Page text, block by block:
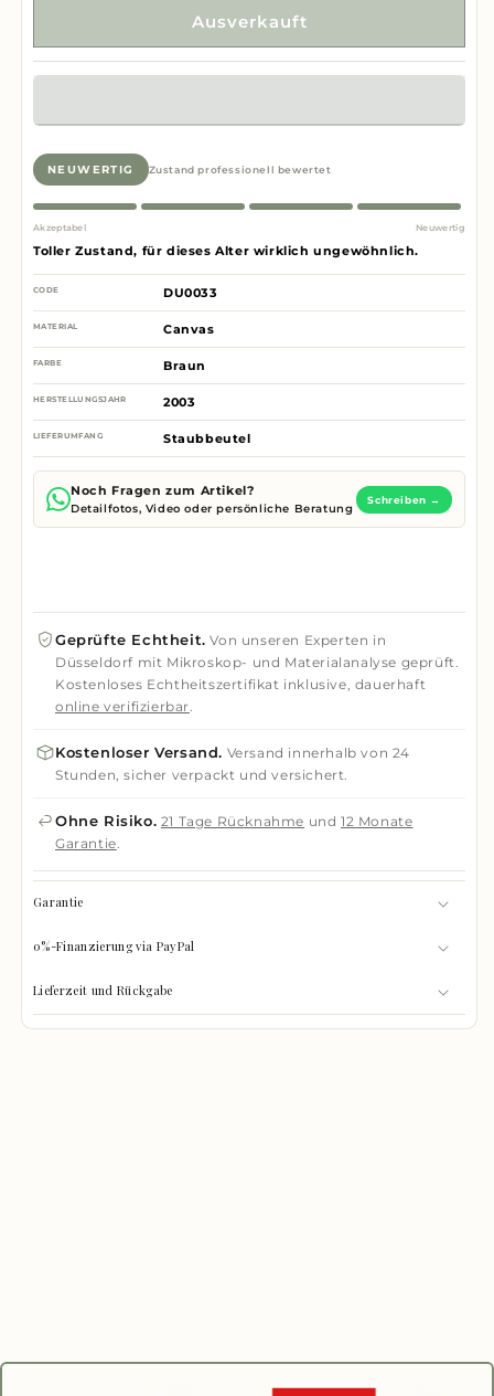
Ausverkauft
NEUWERTIG Zustand professionell bewertet
Akzeptabel Neuwertig
Toller Zustand, für dieses Alter wirklich ungewöhnlich.
CODE DU0033
MATERIAL Canvas
FARBE Braun
HERSTELLUNGSJAHR 2003
LIEFERUMFANG Staubbeutel
Noch Fragen zum Artikel?
Detailfotos, Video oder persönliche Beratung
Schreiben →
Geprüfte Echtheit. Von unseren Experten in
Düsseldorf mit Mikroskop- und Materialanalyse geprüft.
Kostenloses Echtheitszertifikat inklusive, dauerhaft
online verifizierbar.
Kostenloser Versand. Versand innerhalb von 24
Stunden, sicher verpackt und versichert.
Ohne Risiko. 21 Tage Rücknahme und12 Monate
Garantie.
Garantie
0%-Finanzierung via PayPal
Lieferzeit und Rückgabe